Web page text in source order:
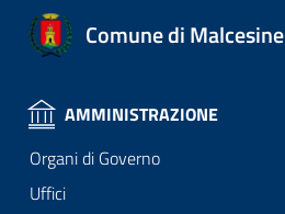
Comune di Malcesine
AMMINISTRAZIONE
Organi di Governo
Uffici